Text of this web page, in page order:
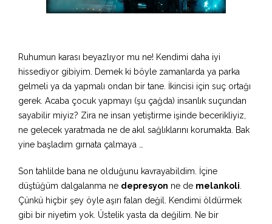
Ruhumun karası beyazlıyor mu ne! Kendimi daha iyi
hissediyor gibiyim. Demek ki böyle zamanlarda ya parka
gelmeli ya da yapmalı ondan bir tane. İkincisi için suç ortağı
gerek. Acaba çocuk yapmayı (şu çağda) insanlık suçundan
sayabilir miyiz? Zira ne insan yetiştirme işinde becerikliyiz,
ne gelecek yaratmada ne de akıl sağlıklarını korumakta. Bak
yine başladım gırnata çalmaya …
Son tahlilde bana ne olduğunu kavrayabildim. İçine
düştüğüm dalgalanma ne depresyon ne de melankoli
Çünkü hiçbir şey öyle aşırı falan değil. Kendimi öldürmek
gibi bir niyetim yok. Üstelik yasta da değilim. Ne bir